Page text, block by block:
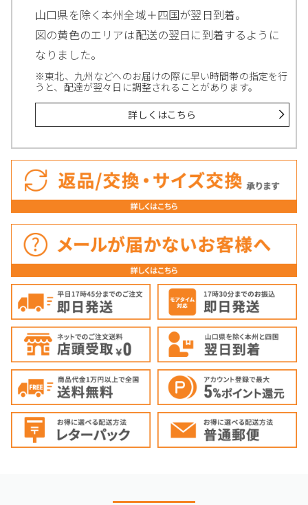
山口県を除く本州全域＋四国が翌日到着。
図の黄色のエリアは配送の翌日に到着するように
なりました。
※東北、九州などへのお届けの際に早い時間帯の指定を行
うと、配達が翌々日に調整されることがあります。
詳しくはこちら